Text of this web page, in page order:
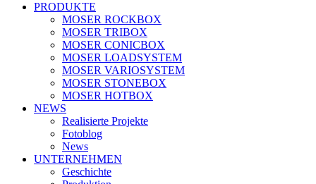
PRODUKTE
MOSER ROCKBOX
MOSER TRIBOX
MOSER CONICBOX
MOSER LOADSYSTEM
MOSER VARIOSYSTEM
MOSER STONEBOX
MOSER HOTBOX
NEWS
Realisierte Projekte
Fotoblog
News
UNTERNEHMEN
Geschichte